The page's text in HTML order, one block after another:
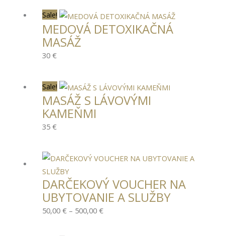
Sale!
MEDOVÁ DETOXIKAČNÁ
MASÁŽ
30 €
Sale!
MASÁŽ S LÁVOVÝMI
KAMEŇMI
35 €
DARČEKOVÝ VOUCHER NA
UBYTOVANIE A SLUŽBY
50,00 € – 500,00 €
Price
50,00 €
through
500,00 €